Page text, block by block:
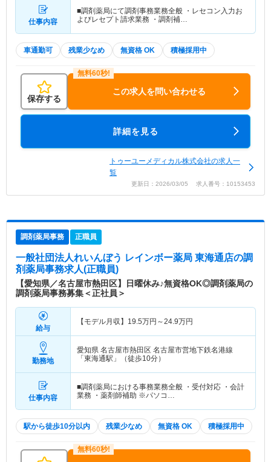
仕事内容
■調剤薬局にて調剤事務業務全般 ・レセコン入力お
よびレセプト請求業務 ・調剤補…
車通勤可 残業少なめ 無資格 OK 積極採用中
保存する
この求人を問い合わせる
詳細を見る
トゥーユーメディカル株式会社の求人一
覧
更新日：2026/03/05 求人番号：10153453
調剤薬局事務 正職員
一般社団法人れいんぼう レインボー薬局 東海通店の調
剤薬局事務求人(正職員)
【愛知県／名古屋市熱田区】日曜休み♪無資格OK◎調剤薬局の
調剤薬局事務募集＜正社員＞
給与
【モデル月収】 19.5万円～24.9万円
勤務地
愛知県 名古屋市熱田区 名古屋市営地下鉄名港線
「東海通駅」（徒歩10分）
仕事内容
■調剤薬局における事務業務全般 ・受付対応 ・会計
業務 ・薬剤師補助 ※パソコ…
駅から徒歩10分以内 残業少なめ 無資格 OK 積極採用中